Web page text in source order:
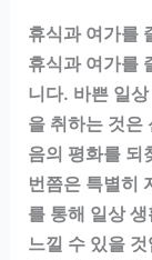
휴식과 여가를
휴식과 여가를
니다. 바쁜 일
을 취하는 것은
음의 평화를 되
번쯤은 특별히
를 통해 일상
느낄 수 있을